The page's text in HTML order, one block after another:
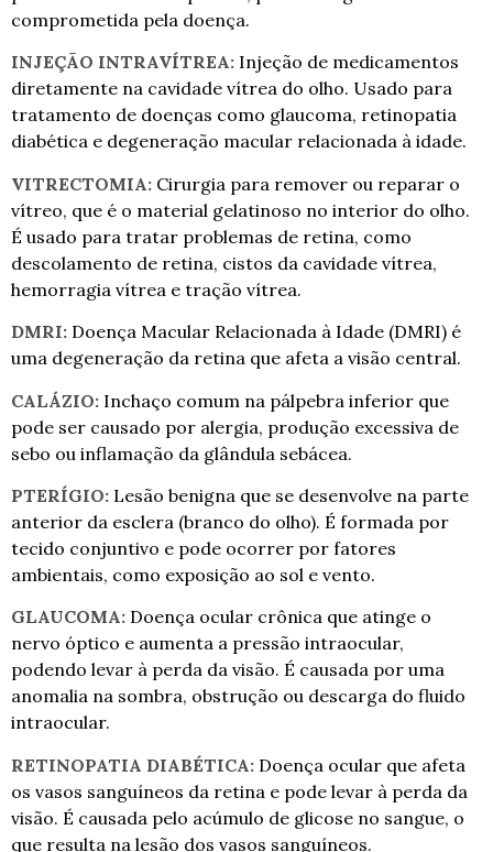
comprometida pela doença.
INJEÇÃO INTRAVÍTREA: Injeção de medicamentos
diretamente na cavidade vítrea do olho. Usado para
tratamento de doenças como glaucoma, retinopatia
diabética e degeneração macular relacionada à idade.
VITRECTOMIA: Cirurgia para remover ou reparar o
vítreo, que é o material gelatinoso no interior do olho.
É usado para tratar problemas de retina, como
descolamento de retina, cistos da cavidade vítrea,
hemorragia vítrea e tração vítrea.
DMRI: Doença Macular Relacionada à Idade (DMRI) é
uma degeneração da retina que afeta a visão central.
CALÁZIO: Inchaço comum na pálpebra inferior que
pode ser causado por alergia, produção excessiva de
sebo ou inflamação da glândula sebácea.
PTERÍGIO: Lesão benigna que se desenvolve na parte
anterior da esclera (branco do olho). É formada por
tecido conjuntivo e pode ocorrer por fatores
ambientais, como exposição ao sol e vento.
GLAUCOMA: Doença ocular crônica que atinge o
nervo óptico e aumenta a pressão intraocular,
podendo levar à perda da visão. É causada por uma
anomalia na sombra, obstrução ou descarga do fluido
intraocular.
RETINOPATIA DIABÉTICA: Doença ocular que afeta
os vasos sanguíneos da retina e pode levar à perda da
visão. É causada pelo acúmulo de glicose no sangue, o
que resulta na lesão dos vasos sanguíneos.